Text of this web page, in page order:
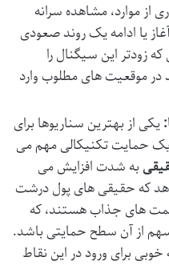
از موارد، مشاهده سرانه
یا ادامه یک روند صعودی
زودتر این سیگنال را
موقعیت های مطلوب وارد
یکی از بهترین سناریوها برای
حمایت تکنیکالی مهم می
به شدت افزایش می
که حقیقی های پول درشت
های جذاب هستند، که
از آن سطح حمایتی باشد.
خوبی برای ورود در این نقاط